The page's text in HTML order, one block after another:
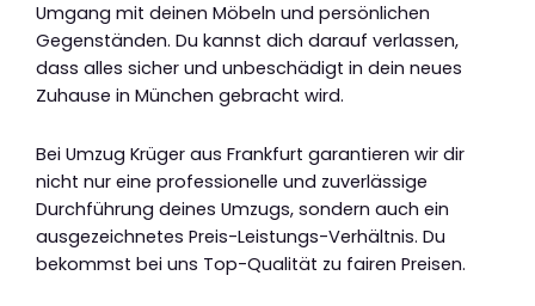
Umgang mit deinen Möbeln und persönlichen
Gegenständen. Du kannst dich darauf verlassen,
dass alles sicher und unbeschädigt in dein neues
Zuhause in München gebracht wird.
Bei Umzug Krüger aus Frankfurt garantieren wir dir
nicht nur eine professionelle und zuverlässige
Durchführung deines Umzugs, sondern auch ein
ausgezeichnetes Preis-Leistungs-Verhältnis. Du
bekommst bei uns Top-Qualität zu fairen Preisen.